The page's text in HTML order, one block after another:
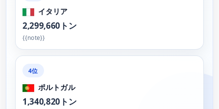
イタリア
2,299,660トン
{{note}}
4位
ポルトガル
1,340,820トン